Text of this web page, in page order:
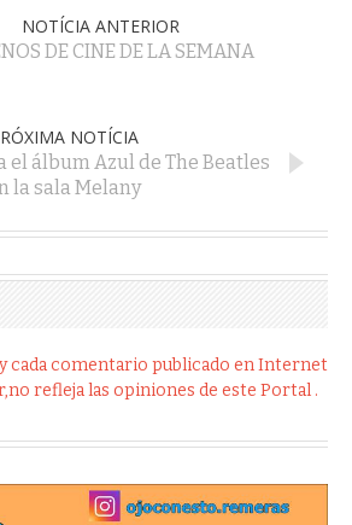
NOTÍCIA ANTERIOR
DE CINE DE LA SEMANA
NOTÍCIA
el álbum Azul de The Beatles
la sala Melany
cada comentario publicado en Internet
refleja las opiniones de este Portal .